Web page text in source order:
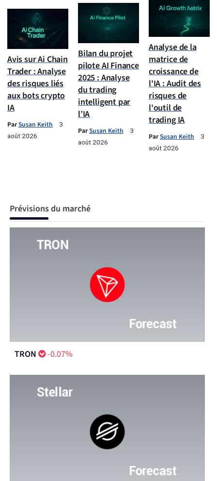
Avis sur Ai Chain
Trader : Analyse
des risques liés
aux bots crypto
IA
ParSusan Keith
3
août 2026
Bilan du projet
pilote AI Finance
2025 : Analyse
du trading
intelligent par
l’IA
ParSusan Keith
3
août 2026
Analyse de la
matrice de
croissance de
l'IA : Audit des
risques de
l'outil de
trading IA
ParSusan Keith
3
août 2026
Prévisions du marché
TRON -0.07%